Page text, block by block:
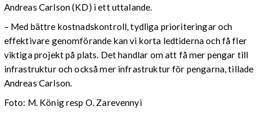
Andreas Carlson (KD) i ett uttalande.
– Med bättre kostnadskontroll, tydliga prioriteringar och
effektivare genomförande kan vi korta ledtiderna och få fler
viktiga projekt på plats. Det handlar om att få mer pengar till
infrastruktur och också mer infrastruktur för pengarna, tillade
Andreas Carlson.
Foto: M. König resp O. Zarevennyi